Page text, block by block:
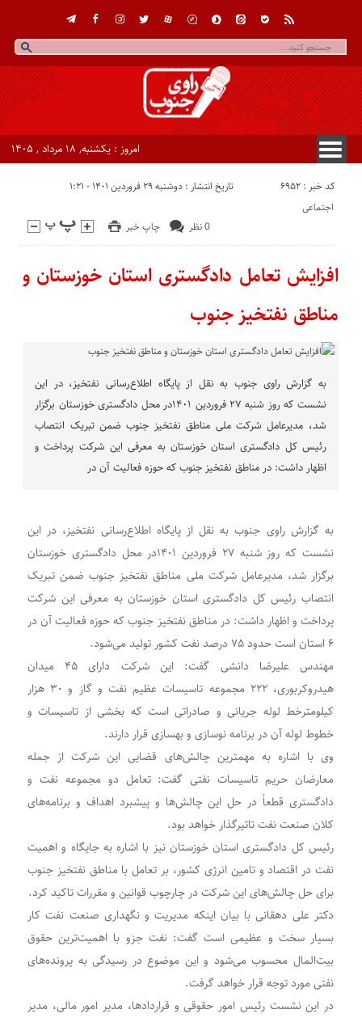
امروز : یکشنبه, ۱۸ مرداد , ۱۴۰۵
کد خبر : 6952 تاریخ انتشار : دوشنبه ۲۹ فروردین ۱۴۰۱ - ۱:۲۱
چاپ خبر 0 نظر
اجتماعی
افزایش تعامل دادگستری استان خوزستان و
مناطق نفتخیز جنوب
به گزارش راوی جنوب به نقل از پایگاه اطلاع‌رسانی نفتخیز، در این
نشست که روز شنبه ۲۷ فروردین ۱۴۰۱در محل دادگستری خوزستان برگزار
شد، مدیرعامل شرکت ملی مناطق نفتخیز جنوب ضمن تبریک انتصاب
رئیس کل دادگستری استان خوزستان به معرفی این شرکت پرداخت و
اظهار داشت: در مناطق نفتخیز جنوب که حوزه فعالیت آن در
به گزارش راوی جنوب به نقل از پایگاه اطلاع‌رسانی نفتخیز، در این
نشست که روز شنبه ۲۷ فروردین ۱۴۰۱در محل دادگستری خوزستان
برگزار شد، مدیرعامل شرکت ملی مناطق نفتخیز جنوب ضمن تبریک
انتصاب رئیس کل دادگستری استان خوزستان به معرفی این شرکت
پرداخت و اظهار داشت: در مناطق نفتخیز جنوب که حوزه فعالیت آن در
۶ استان است حدود ۷۵ درصد نفت کشور تولید می‌شود.
مهندس علیرضا دانشی گفت: این شرکت دارای ۴۵ میدان
هیدروکربوری، ۲۲۲ مجموعه تاسیسات عظیم نفت و گاز و ۳۰ هزار
کیلومترخط لوله جریانی و صادراتی است که بخشی از تاسیسات و
خطوط لوله آن در برنامه نوسازی و بهسازی قرار دارند.
وی با اشاره به مهمترین چالش‌های قضایی این شرکت از جمله
معارضان حریم تاسیسات نفتی گفت: تعامل دو مجموعه نفت و
دادگستری قطعاً در حل این چالش‌ها و پیشبرد اهداف و برنامه‌های
کلان صنعت نفت تاثیرگذار خواهد بود.
رئیس کل دادگستری استان خوزستان نیز با اشاره به جایگاه و اهمیت
نفت در اقتصاد و تامین انرژی کشور، بر تعامل با مناطق نفتخیز جنوب
برای حل چالش‌های این شرکت در چارچوب قوانین و مقررات تاکید کرد.
دکتر علی دهقانی با بیان اینکه مدیریت و نگهداری صنعت نفت کار
بسیار سخت و عظیمی است گفت: نفت جزو با اهمیت‌ترین حقوق
بیت‌المال محسوب می‌شود و این موضوع در رسیدگی به پروند‌ه‌های
نفتی مورد توجه قرار خواهد گرفت.
در این نشست رئیس امور حقوقی و قراردادها، مدیر امور مالی، مدیر